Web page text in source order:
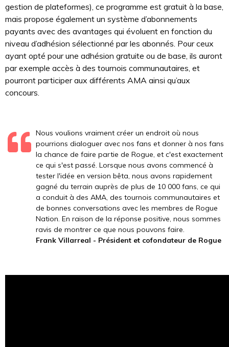
gestion de plateformes), ce programme est gratuit à la base,
mais propose également un système d’abonnements
payants avec des avantages qui évoluent en fonction du
niveau d’adhésion sélectionné par les abonnés. Pour ceux
ayant opté pour une adhésion gratuite ou de base, ils auront
par exemple accès à des tournois communautaires, et
pourront participer aux différents AMA ainsi qu’aux
concours.
Nous voulions vraiment créer un endroit où nous
pourrions dialoguer avec nos fans et donner à nos fans
la chance de faire partie de Rogue, et c'est exactement
ce qui s'est passé. Lorsque nous avons commencé à
tester l'idée en version bêta, nous avons rapidement
gagné du terrain auprès de plus de 10 000 fans, ce qui
a conduit à des AMA, des tournois communautaires et
de bonnes conversations avec les membres de Rogue
Nation. En raison de la réponse positive, nous sommes
ravis de montrer ce que nous pouvons faire.
Frank Villarreal - Président et cofondateur de Rogue